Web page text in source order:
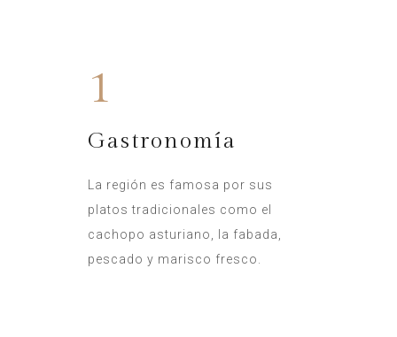
1
Gastronomía
La región es famosa por sus
platos tradicionales como el
cachopo asturiano, la fabada,
pescado y marisco fresco.